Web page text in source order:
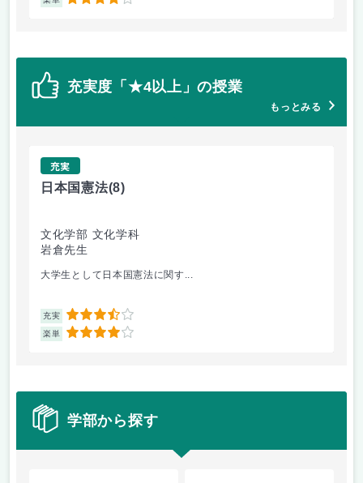
充実度「★4以上」の授業
もっとみる
充実
日本国憲法(8)
文化学部 文化学科
岩倉先生
大学生として日本国憲法に関す...
充実 3.5
楽単 4
学部から探す